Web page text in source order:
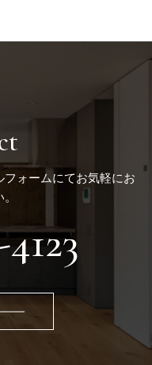
ォームにてお気軽にお